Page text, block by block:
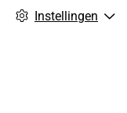
Instellingen